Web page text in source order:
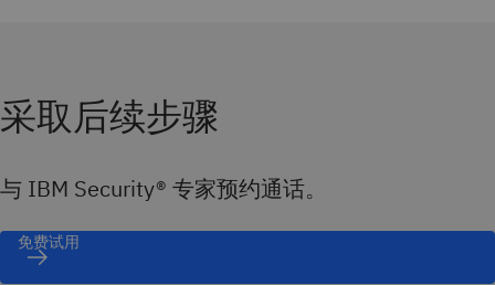
采取后续步骤
与 IBM Security® 专家预约通话。
免费试用